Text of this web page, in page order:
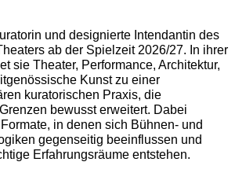
und designierte Intendantin des
ab der Spielzeit 2026/27. In ihrer
sie Theater, Performance, Architektur,
Kunst zu einer
kuratorischen Praxis, die
bewusst erweitert. Dabei
in denen sich Bühnen- und
gegenseitig beeinflussen und
Erfahrungsräume entstehen.